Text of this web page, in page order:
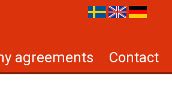
agreements Contact